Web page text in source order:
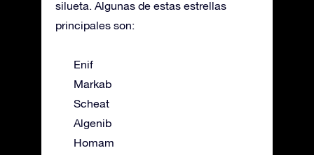
silueta. Algunas de estas estrellas
principales son:
Enif
Markab
Scheat
Algenib
Homam